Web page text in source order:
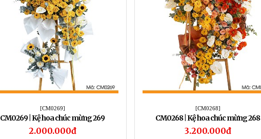
[CM0269]
​CM0269 | Kệ hoa chúc mừng 269
2.000.000đ
[CM0268]
CM0268 | Kệ hoa chúc mừng 268
3.200.000đ